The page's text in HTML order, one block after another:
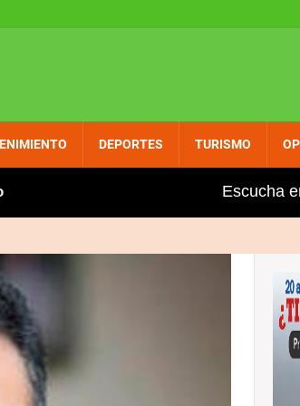
DEPORTES TURISMO
aumenta entre dos y tres pesos
Escucha